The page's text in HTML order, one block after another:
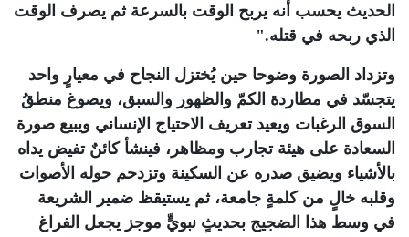
الحديث يحسب أنه يربح الوقت بالسرعة ثم يصرف الوقت
الذي ربحه في قتله".
وتزداد الصورة وضوحا حين يُختزل النجاح في معيارٍ واحد
يتجسّد في مطاردة الكمّ والظهور والسبق، ويصوغ منطقُ
السوق الرغبات ويعيد تعريف الاحتياج الإنساني ويبيع صورة
السعادة على هيئة تجارب ومظاهر، فينشأ كائنٌ تفيض يداه
بالأشياء ويضيق صدره عن السكينة وتزدحم حوله الأصوات
وقلبه خالٍ من كلمةٍ جامعة، ثم يستيقظ ضمير الشريعة
في وسط هذا الضجيج بحديثٍ نبويٍّ موجز يجعل الفراغ